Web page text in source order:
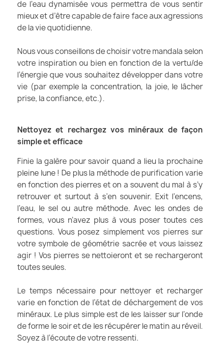
de l’eau dynamisée vous permettra de vous sentir
mieux et d’être capable de faire face aux agressions
de la vie quotidienne.
Nous vous conseillons de choisir votre mandala selon
votre inspiration ou bien en fonction de la vertu/de
l’énergie que vous souhaitez développer dans votre
vie (par exemple la concentration, la joie, le lâcher
prise, la confiance, etc.).
Nettoyez et rechargez vos minéraux de façon
simple et efficace
Finie la galère pour savoir quand a lieu la prochaine
pleine lune ! De plus la méthode de purification varie
en fonction des pierres et on a souvent du mal à s’y
retrouver et surtout à s’en souvenir. Exit l’encens,
l’eau, le sel ou autre méthode. Avec les ondes de
formes, vous n’avez plus à vous poser toutes ces
questions. Vous posez simplement vos pierres sur
votre symbole de géométrie sacrée et vous laissez
agir ! Vos pierres se nettoieront et se rechargeront
toutes seules.
Le temps nécessaire pour nettoyer et recharger
varie en fonction de l’état de déchargement de vos
minéraux. Le plus simple est de les laisser sur l’onde
de forme le soir et de les récupérer le matin au réveil.
Soyez à l’écoute de votre ressenti.